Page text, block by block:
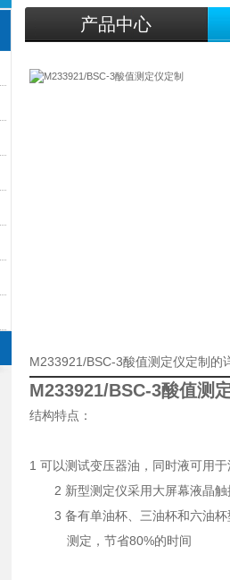
产品中心
M233921/BSC-3酸值测定仪定制的
M233921/BSC-3酸值测
结构特点：
1 可以测试变压器油，同时液可用
2 新型测定仪采用大屏幕液晶触
3 备有单油杯、三油杯和六油杯
测定，节省80%的时间